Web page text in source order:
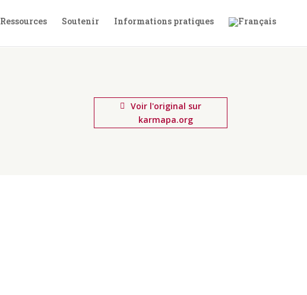
Ressources Soutenir Informations pratiques
Voir l'original sur
karmapa.org